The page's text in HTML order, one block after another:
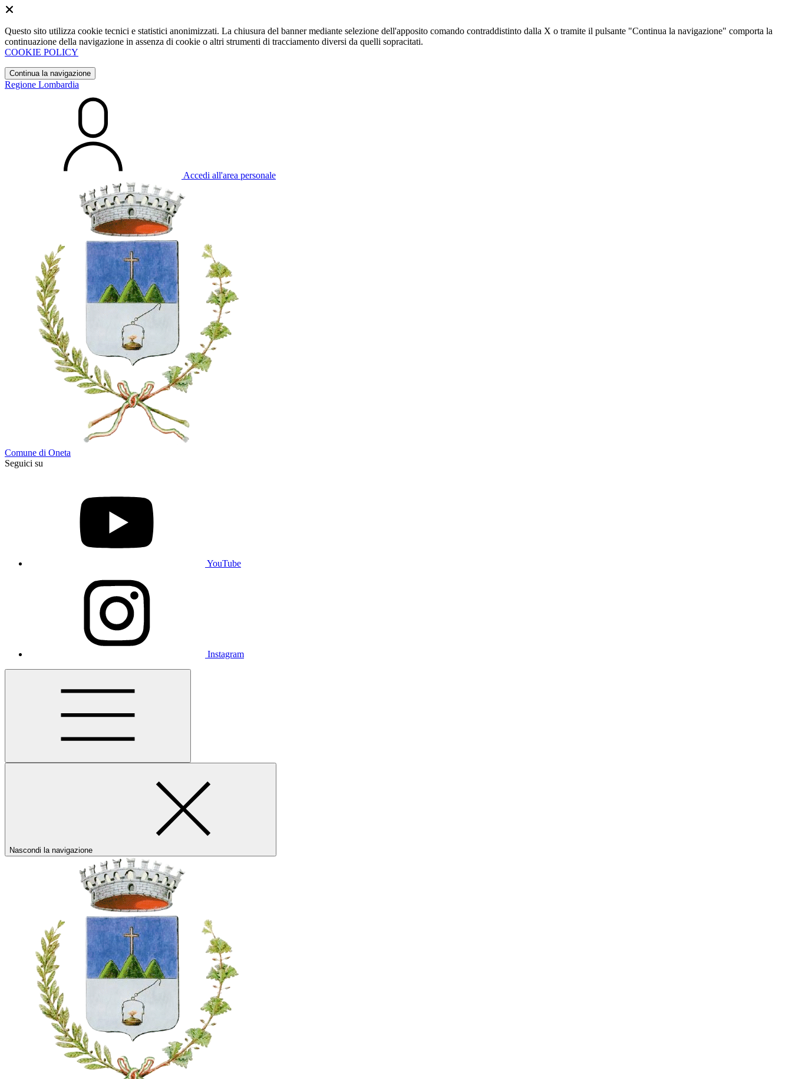
Questo sito utilizza cookie tecnici e statistici anonimizzati. La chiusura del banner mediante selezione dell'apposito comando contraddistinto dalla X o tramite il pulsante "Continua la navigazione" comporta la
continuazione della navigazione in assenza di cookie o altri strumenti di tracciamento diversi da quelli sopracitati.
COOKIE POLICY
Continua la navigazione
Regione Lombardia
Accedi all'area personale
Comune di Oneta
Seguici su
YouTube
Instagram
Nascondi la navigazione